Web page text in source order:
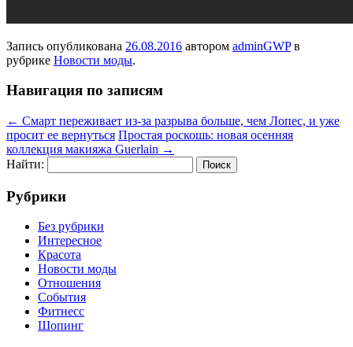
Запись опубликована 26.08.2016 автором adminGWPв
рубрике Новости моды.
Навигация по записям
← Смарт переживает из-за разрыва больше, чем Лопес, и уже
просит ее вернуться Простая роскошь: новая осенняя
коллекция макияжа Guerlain →
Найти:
Рубрики
Без рубрики
Интересное
Красота
Новости моды
Отношения
События
Фитнесс
Шопинг